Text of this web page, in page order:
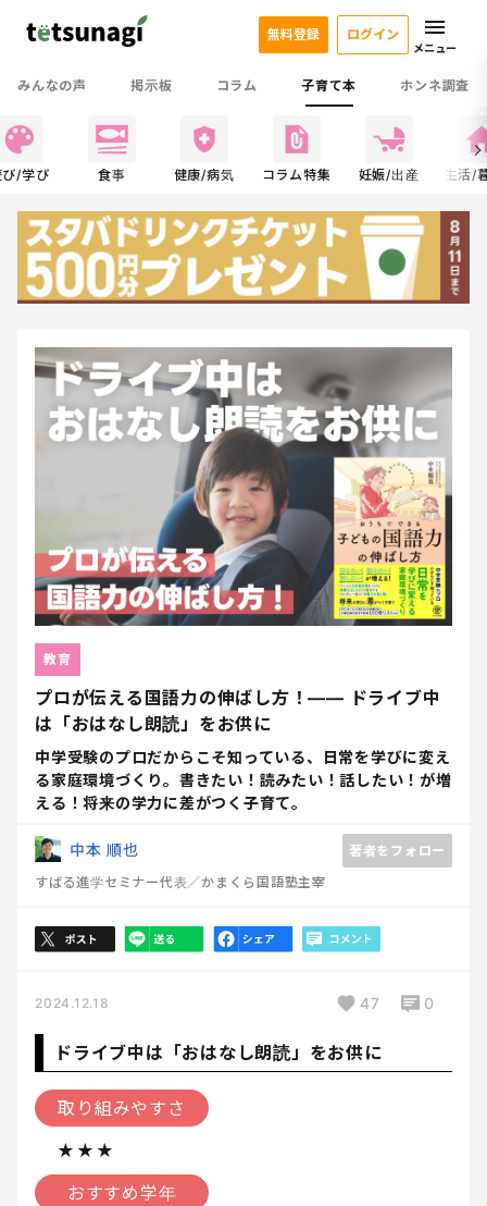
みんなの声 掲示板 コラム 子育て本 ホンネ調査
無料登録 ログイン
メニュー
び/学び 食事 健康/病気 コラム特集 妊娠/出産 生活/
プロが伝える国語力の伸ばし方！―― ドライブ中
は「おはなし朗読」をお供に
中学受験のプロだからこそ知っている、日常を学びに変え
る家庭環境づくり。書きたい！読みたい！話したい！が増
える！将来の学力に差がつく子育て。
教育
中本 順也
著者をフォロー
すばる進学セミナー代表／かまくら国語塾主宰
2024.12.18 47 0
ドライブ中は「おはなし朗読」をお供に
取り組みやすさ
★★★
おすすめ学年